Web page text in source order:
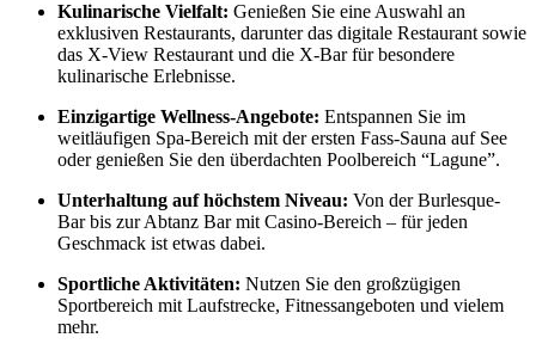
Kulinarische Vielfalt: Genießen Sie eine Auswahl an
exklusiven Restaurants, darunter das digitale Restaurant sowie
das X-View Restaurant und die X-Bar für besondere
kulinarische Erlebnisse.
Einzigartige Wellness-Angebote: Entspannen Sie im
weitläufigen Spa-Bereich mit der ersten Fass-Sauna auf See
oder genießen Sie den überdachten Poolbereich “Lagune”.
Unterhaltung auf höchstem Niveau: Von der Burlesque-
Bar bis zur Abtanz Bar mit Casino-Bereich – für jeden
Geschmack ist etwas dabei.
Sportliche Aktivitäten: Nutzen Sie den großzügigen
Sportbereich mit Laufstrecke, Fitnessangeboten und vielem
mehr.